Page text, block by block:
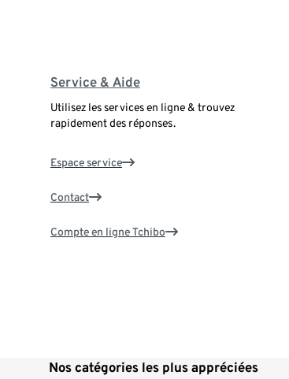
Service & Aide
Utilisez les services en ligne & trouvez
rapidement des réponses.
Espace service
Contact
Compte en ligne Tchibo
Nos catégories les plus appréciées